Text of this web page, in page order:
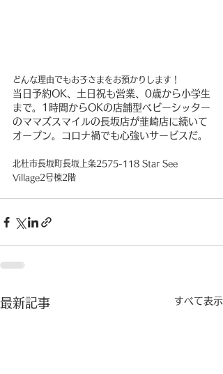
どんな理由でもお子さまをお預かりします！
当日予約OK、土日祝も営業、0歳から小学生
まで。1時間からOKの店舗型ベビーシッター
のママズスマイルの長坂店が韮崎店に続いて
オープン。コロナ禍でも心強いサービスだ。
北杜市長坂町長坂上条2575-118 Star See
Village2号棟2階
最新記事 すべて表示